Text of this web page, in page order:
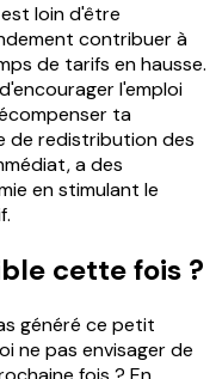
loin d'être
contribuer à
de tarifs en hausse.
l'emploi
ta
de redistribution des
a des
en stimulant le
cette fois ?
généré ce petit
ne pas envisager de